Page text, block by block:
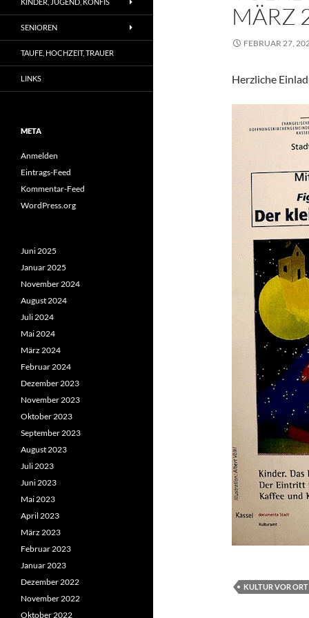
MÄRZ
FEBRUAR 27,
Herzliche
KULTUR VOR ORT
SENIOREN
TAUFE, HOCHZEIT, TRAUER
LINKS
META
Anmelden
Eintrags-Feed
Kommentar-Feed
WordPress.org
Juni 2025
Januar 2025
November 2024
August 2024
Juli 2024
Mai 2024
März 2024
Februar 2024
Dezember 2023
November 2023
Oktober 2023
September 2023
August 2023
Juli 2023
Juni 2023
Mai 2023
April 2023
März 2023
Februar 2023
Januar 2023
Dezember 2022
November 2022
Oktober 2022